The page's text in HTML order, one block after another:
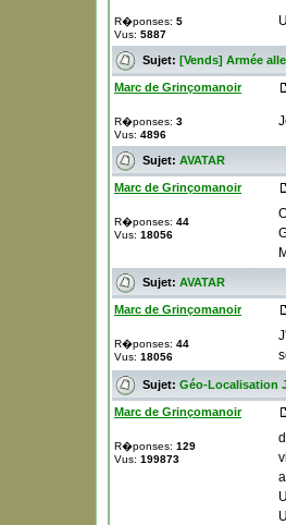
R�ponses: 5
Vus: 5887
Sujet: [Vends] Armée
Marc de Grinçomanoir
R�ponses: 3
Vus: 4896
Sujet: AVATAR
Marc de Grinçomanoir
R�ponses: 44
Vus: 18056
Sujet: AVATAR
Marc de Grinçomanoir
R�ponses: 44
Vus: 18056
Sujet: Géo-Localisation
Marc de Grinçomanoir
R�ponses: 129
Vus: 199873